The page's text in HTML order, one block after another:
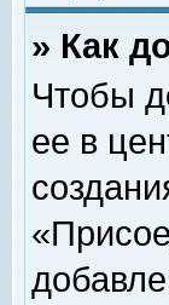
» Как
Чтобы
ее в